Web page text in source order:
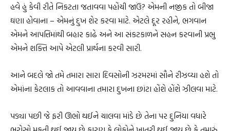
હવે હું કેવી રીતે નિકટતા જતાવવા પહોંચી જાઉં? એમની નજીક તો બીજા
ઘણા હોવાના – એમનું દુખ શેર કરવા માટે. એટલે દૂર રહીને, ભગવાન
એમને આપત્તિમાંથી બહાર કાઢે અને આ સંકટકાળને સહન કરવાની પ્રભુ
એમને શક્તિ આપે એટલી પ્રાર્થના કરવી સારી.
આને બદલે જો તમે તમારા સારા દિવસોની ઝરમરમાં સૌને રીઝવ્યા હશે તો
એમાંના કેટલાક તો આવવાના તમારા દુખના છાંટા હોંશે હોંશે ઝીલવા માટે.
પડ્યા પછી જે ફરી ઊભો થઈને ચાલવા માંડે છે તેના પર દુનિયા વધારે